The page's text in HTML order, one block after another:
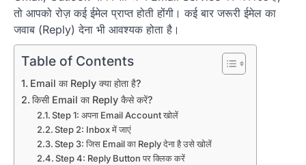
तो आपको रोज़ कई ईमेल प्राप्त होती होंगी। कई बार जरूरी ईमेल का
जवाब (Reply) देना भी आवश्यक होता है।
Table of Contents
Email का Reply क्या होता है?
किसी Email का Reply कैसे करें?
Step 1: अपना Email Account खोलें
Step 2: Inbox में जाएं
Step 3: जिस Email का Reply देना है उसे खोलें
Step 4: Reply Button पर क्लिक करें